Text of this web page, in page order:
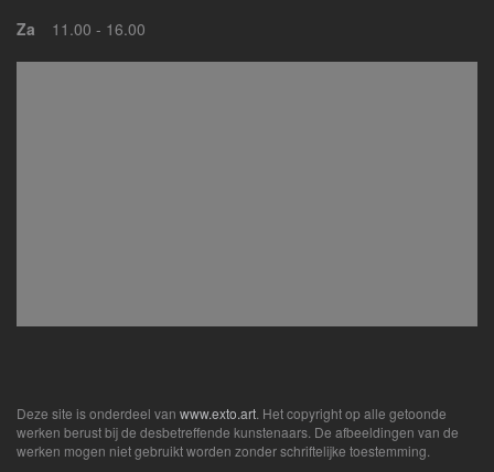
Za
11.00 - 16.00
Deze site is onderdeel van www.exto.art . Het copyright op alle getoonde
werken berust bij de desbetreffende kunstenaars. De afbeeldingen van de
werken mogen niet gebruikt worden zonder schriftelijke toestemming.